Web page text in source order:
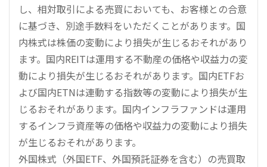
し、相対取引による売買においても、お客様との合意
に基づき、別途手数料をいただくことがあります。国
内株式は株価の変動により損失が生じるおそれがあり
ます。国内REITは運用する不動産の価格や収益力の変
動により損失が生じるおそれがあります。国内ETFお
よび国内ETNは連動する指数等の変動により損失が生
じるおそれがあります。国内インフラファンドは運用
するインフラ資産等の価格や収益力の変動により損失
が生じるおそれがあります。
外国株式（外国ETF、外国預託証券を含む）の売買取